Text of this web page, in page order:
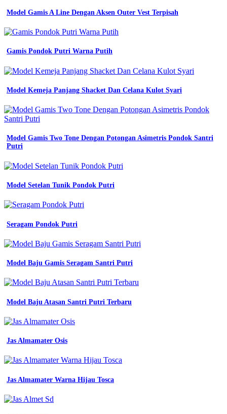
Model Gamis A Line Dengan Aksen Outer Vest Terpisah
Gamis Pondok Putri Warna Putih
Model Kemeja Panjang Shacket Dan Celana Kulot Syari
Model Gamis Two Tone Dengan Potongan Asimetris Pondok Santri
Putri
Model Setelan Tunik Pondok Putri
Seragam Pondok Putri
Model Baju Gamis Seragam Santri Putri
Model Baju Atasan Santri Putri Terbaru
Jas Almamater Osis
Jas Almamater Warna Hijau Tosca